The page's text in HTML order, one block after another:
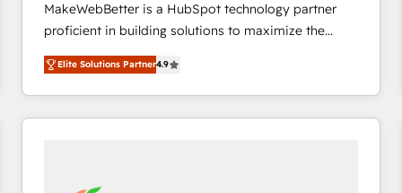
ード受賞・HUGリーダー ✓ ISO27001:2022 /
ISO9001:2015 取得 ✓ 400社以上の導入実績 ✓
HubSpot大百科 出版 CRM・AI活用に関するご相談、現
AI services. 🧩Integrations: Extend HubSpot with
custom integrations, hosting, & maintenance. As
HubSpot’s only Elite Partner with all 8 Accreditations
and a 3× Partner of the Year, New Breed turns
HubSpot into your engine for measurable, durable
growth.
MakeWebBetter is a HubSpot technology partner
proficient in building solutions to maximize the
operational efficiency of HubSpot. The fastest-
growing tech-enabler & facilitator, MakeWebBetter,
hands you the blend of HubSpot expertise &
eminent solutions & integrations. Trust us to
Elite Solutions Partner4.9